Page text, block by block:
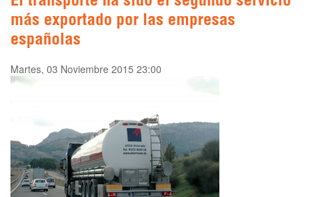
más exportado por las empresas
españolas
Martes, 03 Noviembre 2015 23:00